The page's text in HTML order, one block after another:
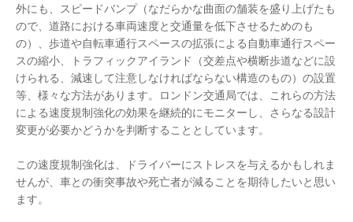
外にも、スピードバンプ（なだらかな曲面の舗装を盛り上げたも
ので、道路における車両速度と交通量を低下させるためのも
の）、歩道や自転車通行スペースの拡張による自動車通行スペー
スの縮小、トラフィックアイランド（交差点や横断歩道などに設
けられる、減速して注意しなければならない構造のもの）の設置
等、様々な方法があります。ロンドン交通局では、これらの方法
による速度規制強化の効果を継続的にモニターし、さらなる設計
変更が必要かどうかを判断することとしています。
この速度規制強化は、ドライバーにストレスを与えるかもしれま
せんが、車との衝突事故や死亡者が減ることを期待したいと思い
ます。